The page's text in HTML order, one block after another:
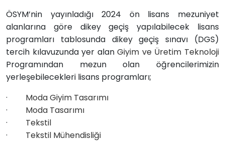
ÖSYM’nin yayınladığı 2024 ön lisans mezuniyet
alanlarına göre dikey geçiş yapılabilecek lisans
programları tablosunda dikey geçiş sınavı (DGS)
tercih kılavuzunda yer alanGiyim ve Üretim Teknoloji
Programından mezun olan öğrencilerimizin
yerleşebilecekleri lisans programları;
·
Moda Giyim Tasarımı
·
Moda Tasarımı
·
Tekstil
·
Tekstil Mühendisliği